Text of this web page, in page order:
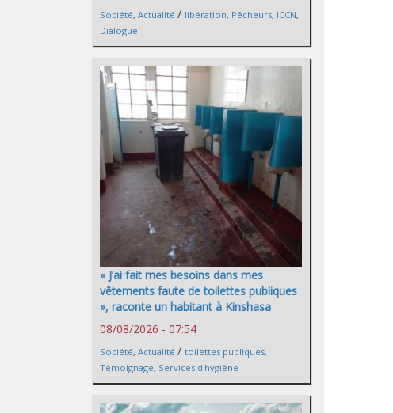
Société, Actualité / libération, Pêcheurs, ICCN,
Dialogue
« J’ai fait mes besoins dans mes
vêtements faute de toilettes publiques
», raconte un habitant à Kinshasa
08/08/2026 - 07:54
Société, Actualité / toilettes publiques,
Témoignage, Services d'hygiène